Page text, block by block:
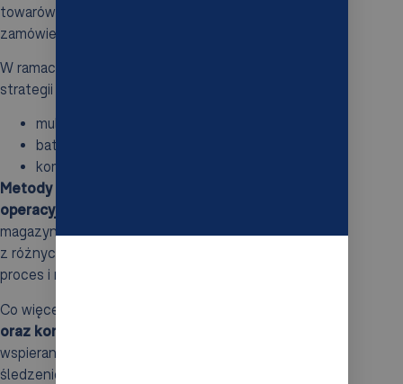
towarów i tras kompletacji, w rezultacie czas realizacji
zamówień ulega skróceniu.
W ramach systemu WMS dostępnych jest wiele
strategii zbierania zamówień, takich jak:
multipicking,
batch picking,
kompletacja strefowa.
Metody te mają na celu zwiększenie efektywności
operacyjnej.
magazynu mogą jednocześnie kompletować produkty
z różnych zamówień, co znacząco przyspiesza cały
proces i redukuje straty czasowe.
Co więcej,
oraz kontrola jakości
wspieranymi przez WMS. Umożliwia on dokładne
śledzenie każdego etapu procesu, co zwiększa